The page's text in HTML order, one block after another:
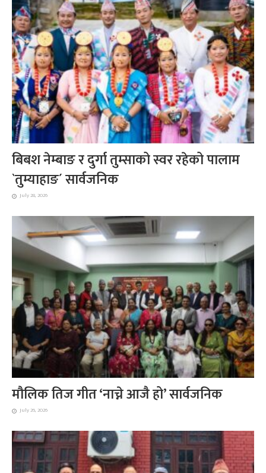
बिबश नेम्बाङ र दुर्गा तुम्साको स्वर रहेको पालाम
`तुम्याहाङ´ सार्वजनिक
July 28, 2026
मौलिक तिज गीत ‘नाच्ने आजै हो’ सार्वजनिक
July 26, 2026